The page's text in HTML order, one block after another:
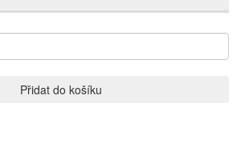
Přidat do košíku